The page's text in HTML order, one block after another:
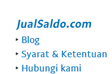
‣ Blog
‣ Syarat & Ketentuan
‣ Hubungi kami